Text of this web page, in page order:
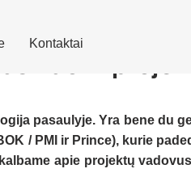
Kontaktai
pasaulyje. Yra bene du
/ PMI ir Prince), kurie
apie projektų